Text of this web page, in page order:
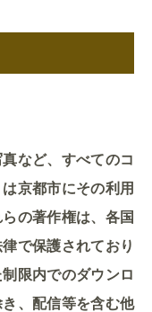
など、すべてのコ
京都市にその利用
の著作権は、各国
で保護されており
限内でのダウンロ
、配信等を含む他